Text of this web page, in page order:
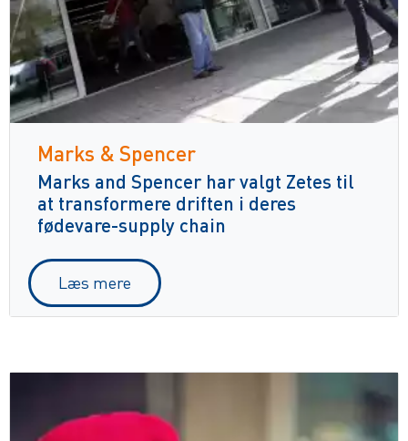
Marks & Spencer
Marks and Spencer har valgt Zetes til
at transformere driften i deres
fødevare-supply chain
Læs mere